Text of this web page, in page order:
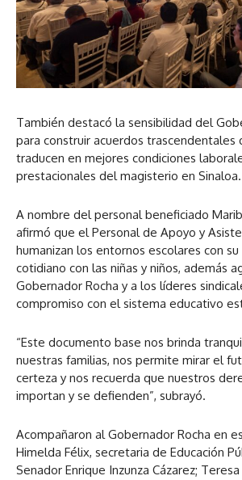
También destacó la sensibilidad del
para construir acuerdos trascendentales
traducen en mejores condiciones
prestacionales del magisterio en Sinaloa.
A nombre del personal beneficiado
afirmó que el Personal de Apoyo y
humanizan los entornos escolares con
cotidiano con las niñas y niños, además
Gobernador Rocha y a los líderes
compromiso con el sistema educativo
“Este documento base nos brinda
nuestras familias, nos permite mirar el
certeza y nos recuerda que nuestros
importan y se defienden”, subrayó.
Acompañaron al Gobernador Rocha en
Himelda Félix, secretaria de Educación
Senador Enrique Inzunza Cázarez;